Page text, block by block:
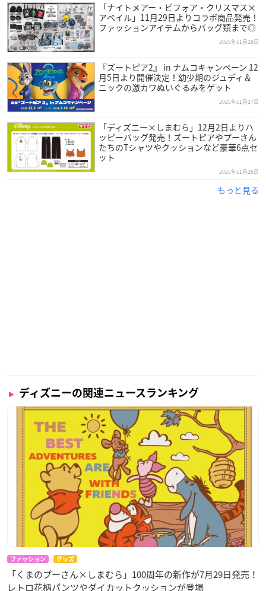
「ナイトメアー・ビフォア・クリスマス×
アベイル」11月29日よりコラボ商品発売！
ファッションアイテムからバッグ類まで◎
2025年11月28日
『ズートピア2』 in ナムコキャンペーン 12
月5日より開催決定！幼少期のジュディ＆
ニックの激カワぬいぐるみをゲット
2025年11月27日
「ディズニー×しまむら」12月2日よりハ
ッピーバッグ発売！ズートピアやプーさん
たちのTシャツやクッションなど豪華6点セ
ット
2025年11月26日
もっと見る
ディズニーの関連ニュースランキング
ファッション グッズ
「くまのプーさん×しまむら」100周年の新作が7月29日発売！
レトロ花柄パンツやダイカットクッションが登場